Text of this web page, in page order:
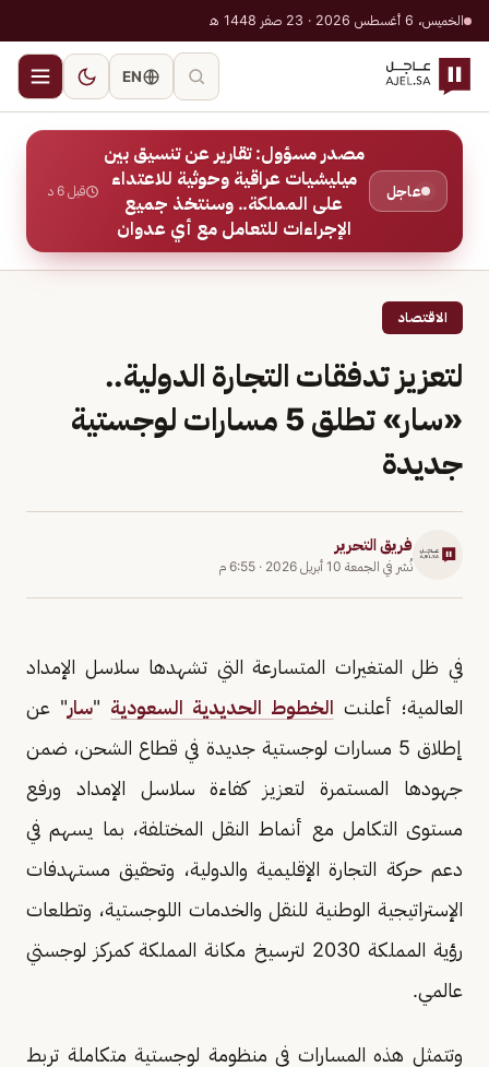
الخميس، 6 أغسطس 2026 · 23 صفر 1448 هـ
EN
عاجل
مصدر مسؤول: تقارير عن تنسيق بين
ميليشيات عراقية وحوثية للاعتداء
على المملكة.. وسنتخذ جميع
الإجراءات للتعامل مع أي عدوان
قبل 6 د
الاقتصاد
لتعزيز تدفقات التجارة الدولية..
«سار» تطلق 5 مسارات لوجستية
جديدة
فريق التحرير
نُشر في الجمعة 10 أبريل 2026 · 6:55 م
في ظل المتغيرات المتسارعة التي تشهدها سلاسل الإمداد
العالمية؛ أعلنت الخطوط الحديدية السعودية "سار" عن
إطلاق 5 مسارات لوجستية جديدة في قطاع الشحن، ضمن
جهودها المستمرة لتعزيز كفاءة سلاسل الإمداد ورفع
مستوى التكامل مع أنماط النقل المختلفة، بما يسهم في
دعم حركة التجارة الإقليمية والدولية، وتحقيق مستهدفات
الإستراتيجية الوطنية للنقل والخدمات اللوجستية، وتطلعات
رؤية المملكة 2030 لترسيخ مكانة المملكة كمركز لوجستي
عالمي.
وتتمثل هذه المسارات في منظومة لوجستية متكاملة تربط